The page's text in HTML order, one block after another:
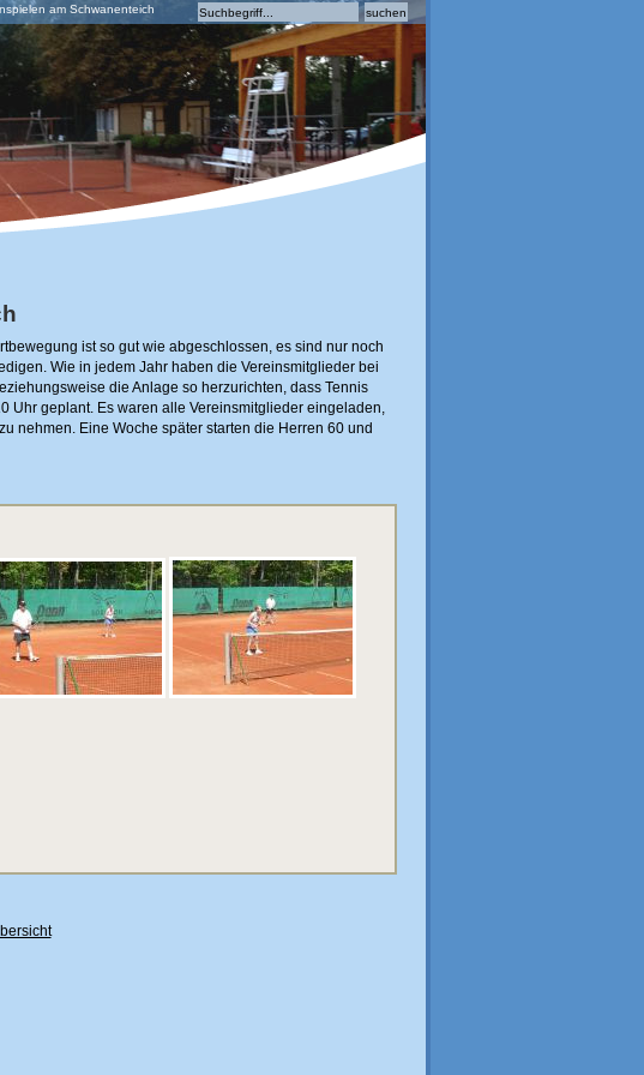
am Schwanenteich
ist so gut wie abgeschlossen, es sind nur noch
Wie in jedem Jahr haben die Vereinsmitglieder bei
die Anlage so herzurichten, dass Tennis
Uhr geplant. Es waren alle Vereinsmitglieder eingeladen,
nehmen. Eine Woche später starten die Herren 60 und